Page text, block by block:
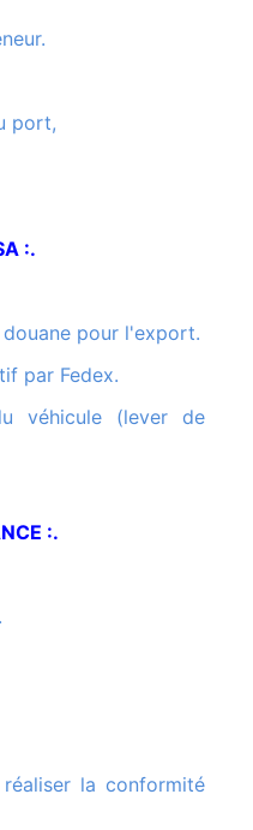
port,
:.
douane pour l'export.
par Fedex.
:.